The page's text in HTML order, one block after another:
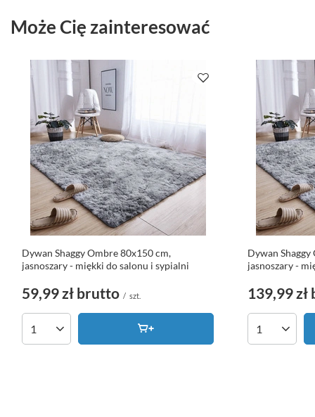
Może Cię zainteresować
Dywan Shaggy Ombre 80x150 cm,
jasnoszary - miękki do salonu i sypialni
59,99 zł brutto / szt.
Ilość produktów
Dywan
jasnoszary -
139,99 zł
Ilość